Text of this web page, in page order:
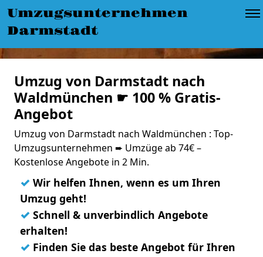
Umzugsunternehmen
Darmstadt
Umzug von Darmstadt nach
Waldmünchen ☛ 100 % Gratis-
Angebot
Umzug von Darmstadt nach Waldmünchen : Top-
Umzugsunternehmen ➨ Umzüge ab 74€ –
Kostenlose Angebote in 2 Min.
✓ Wir helfen Ihnen, wenn es um Ihren
Umzug geht!
✓ Schnell & unverbindlich Angebote
erhalten!
✓ Finden Sie das beste Angebot für Ihren